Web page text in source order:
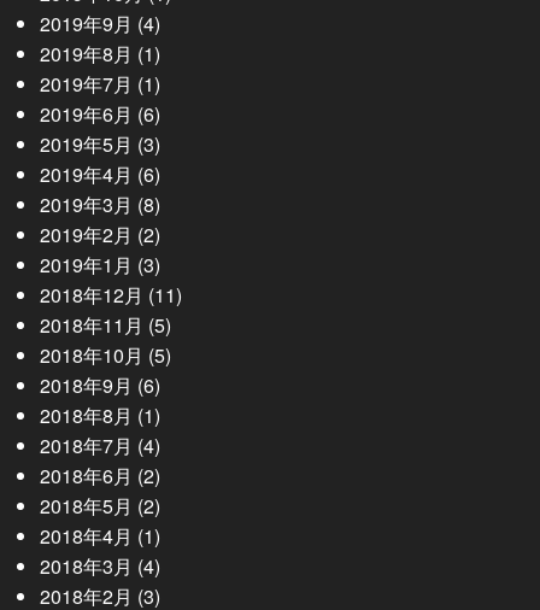
2019年9月 (4)
2019年8月 (1)
2019年7月 (1)
2019年6月 (6)
2019年5月 (3)
2019年4月 (6)
2019年3月 (8)
2019年2月 (2)
2019年1月 (3)
2018年12月 (11)
2018年11月 (5)
2018年10月 (5)
2018年9月 (6)
2018年8月 (1)
2018年7月 (4)
2018年6月 (2)
2018年5月 (2)
2018年4月 (1)
2018年3月 (4)
2018年2月 (3)